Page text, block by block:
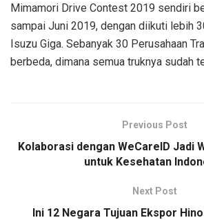
Mimamori Drive Contest 2019 sendiri
sampai Juni 2019, dengan diikuti lebih
Isuzu Giga. Sebanyak 30 Perusahaan
berbeda, dimana semua truknya sudah
Previous Post
Kolaborasi dengan WeCareID Jadi
untuk Kesehatan
Next Post
Ini 12 Negara Tujuan Ekspor